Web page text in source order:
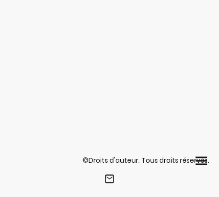
©Droits d'auteur. Tous droits réservés.